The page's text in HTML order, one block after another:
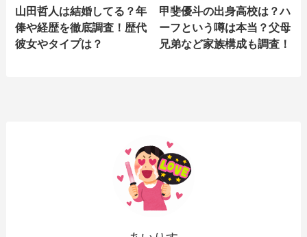
山田哲人は結婚してる？年
俸や経歴を徹底調査！歴代
彼女やタイプは？
甲斐優斗の出身高校は？ハ
ーフという噂は本当？父母
兄弟など家族構成も調査！